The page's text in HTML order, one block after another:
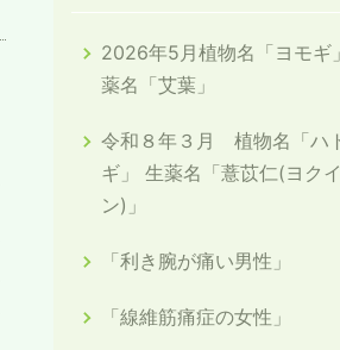
2026年5月植物名「ヨモ
薬名「艾葉」
令和８年３月 植物名「ハ
ギ」 生薬名「薏苡仁(ヨク
ン)」
「利き腕が痛い男性」
「線維筋痛症の女性」